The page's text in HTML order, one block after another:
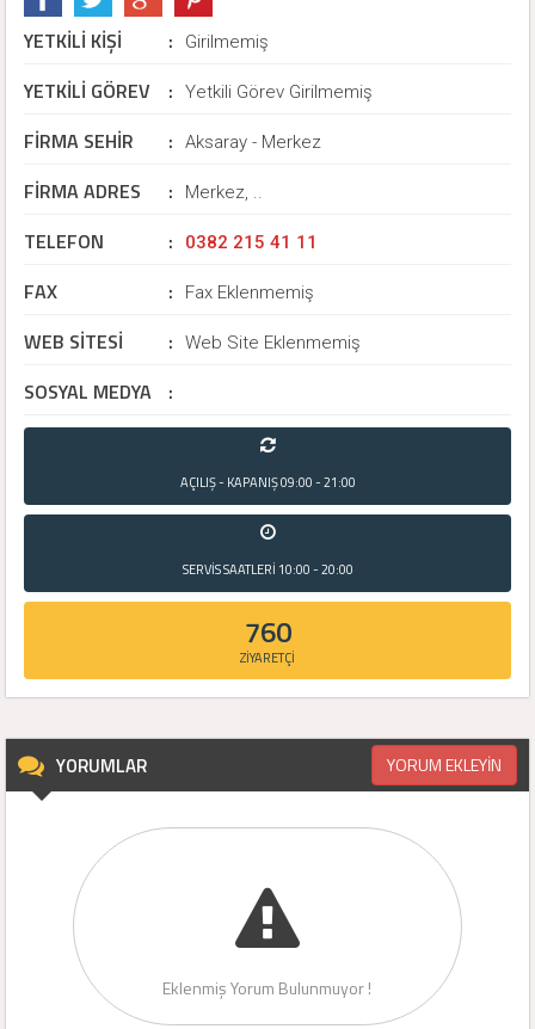
YETKİLİ KİŞİ : Girilmemiş
YETKİLİ GÖREV : Yetkili Görev Girilmemiş
FİRMA SEHİR : Aksaray - Merkez
FİRMA ADRES : Merkez, ..
TELEFON : 0382 215 41 11
FAX : Fax Eklenmemiş
WEB SİTESİ : Web Site Eklenmemiş
SOSYAL MEDYA :
AÇILIŞ - KAPANIŞ09:00 - 21:00
SERVİS SAATLERİ 10:00 - 20:00
760
ZİYARETÇİ
YORUMLAR YORUM EKLEYİN
Eklenmiş Yorum Bulunmuyor !